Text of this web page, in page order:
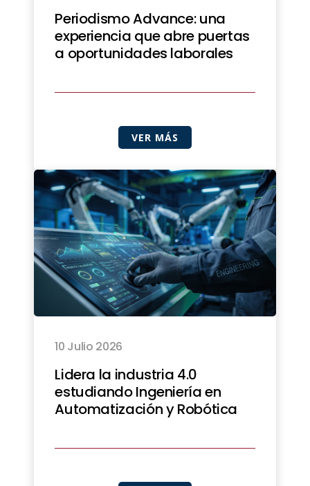
Periodismo Advance: una
experiencia que abre puertas
a oportunidades laborales
VER MÁS
10 Julio 2026
Lidera la industria 4.0
estudiando Ingeniería en
Automatización y Robótica